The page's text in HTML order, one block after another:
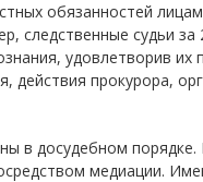
обязанностей
следственные судьи за
удовлетворив их
действия прокурора,
в досудебном
медиации.